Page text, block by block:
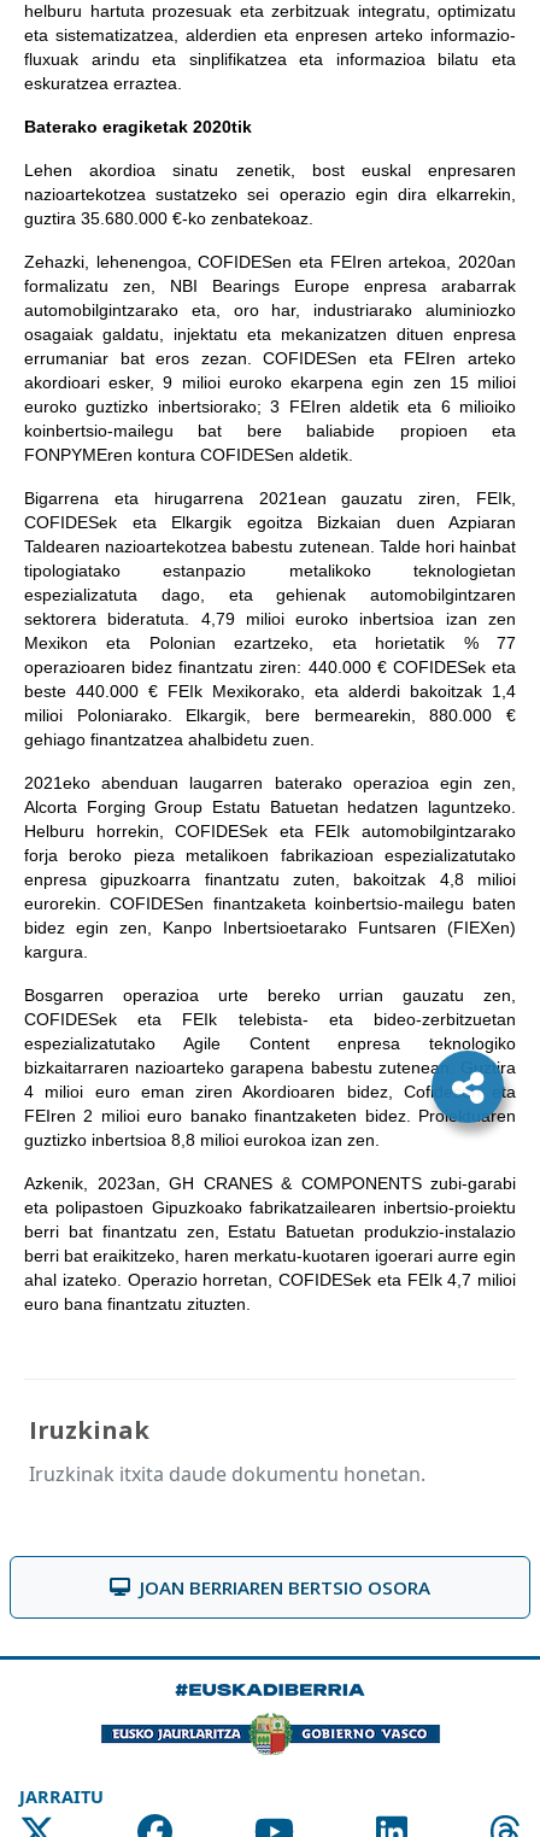
helburu hartuta prozesuak eta zerbitzuak integratu, optimizatu
eta sistematizatzea, alderdien eta enpresen arteko informazio-
fluxuak arindu eta sinplifikatzea eta informazioa bilatu eta
eskuratzea erraztea.
Baterako eragiketak 2020tik
Lehen akordioa sinatu zenetik, bost euskal enpresaren
nazioartekotzea sustatzeko sei operazio egin dira elkarrekin,
guztira 35.680.000 €-ko zenbatekoaz.
Zehazki, lehenengoa, COFIDESen eta FEIren artekoa, 2020an
formalizatu zen, NBI Bearings Europe enpresa arabarrak
automobilgintzarako eta, oro har, industriarako aluminiozko
osagaiak galdatu, injektatu eta mekanizatzen dituen enpresa
errumaniar bat eros zezan. COFIDESen eta FEIren arteko
akordioari esker, 9 milioi euroko ekarpena egin zen 15 milioi
euroko guztizko inbertsiorako; 3 FEIren aldetik eta 6 milioiko
koinbertsio-mailegu bat bere baliabide propioen eta
FONPYMEren kontura COFIDESen aldetik.
Bigarrena eta hirugarrena 2021ean gauzatu ziren, FEIk,
COFIDESek eta Elkargik egoitza Bizkaian duen Azpiaran
Taldearen nazioartekotzea babestu zutenean. Talde hori hainbat
tipologiatako estanpazio metalikoko teknologietan
espezializatuta dago, eta gehienak automobilgintzaren
sektorera bideratuta. 4,79 milioi euroko inbertsioa izan zen
Mexikon eta Polonian ezartzeko, eta horietatik % 77
operazioaren bidez finantzatu ziren: 440.000 € COFIDESek eta
beste 440.000 € FEIk Mexikorako, eta alderdi bakoitzak 1,4
milioi Poloniarako. Elkargik, bere bermearekin, 880.000 €
gehiago finantzatzea ahalbidetu zuen.
2021eko abenduan laugarren baterako operazioa egin zen,
Alcorta Forging Group Estatu Batuetan hedatzen laguntzeko.
Helburu horrekin, COFIDESek eta FEIk automobilgintzarako
forja beroko pieza metalikoen fabrikazioan espezializatutako
enpresa gipuzkoarra finantzatu zuten, bakoitzak 4,8 milioi
eurorekin. COFIDESen finantzaketa koinbertsio-mailegu baten
bidez egin zen, Kanpo Inbertsioetarako Funtsaren (FIEXen)
kargura.
Bosgarren operazioa urte bereko urrian gauzatu zen,
COFIDESek eta FEIk telebista- eta bideo-zerbitzuetan
espezializatutako Agile Content enpresa teknologiko
bizkaitarraren nazioarteko garapena babestu zutenean. Guztira
4 milioi euro eman ziren Akordioaren bidez, Cofidesen eta
FEIren 2 milioi euro banako finantzaketen bidez. Proiektuaren
guztizko inbertsioa 8,8 milioi eurokoa izan zen.
Azkenik, 2023an, GH CRANES & COMPONENTS zubi-garabi
eta polipastoen Gipuzkoako fabrikatzailearen inbertsio-proiektu
berri bat finantzatu zen, Estatu Batuetan produkzio-instalazio
berri bat eraikitzeko, haren merkatu-kuotaren igoerari aurre egin
ahal izateko. Operazio horretan, COFIDESek eta FEIk 4,7 milioi
euro bana finantzatu zituzten.
Iruzkinak
Iruzkinak itxita daude dokumentu honetan.
JOAN BERRIAREN BERTSIO OSORA
JARRAITU